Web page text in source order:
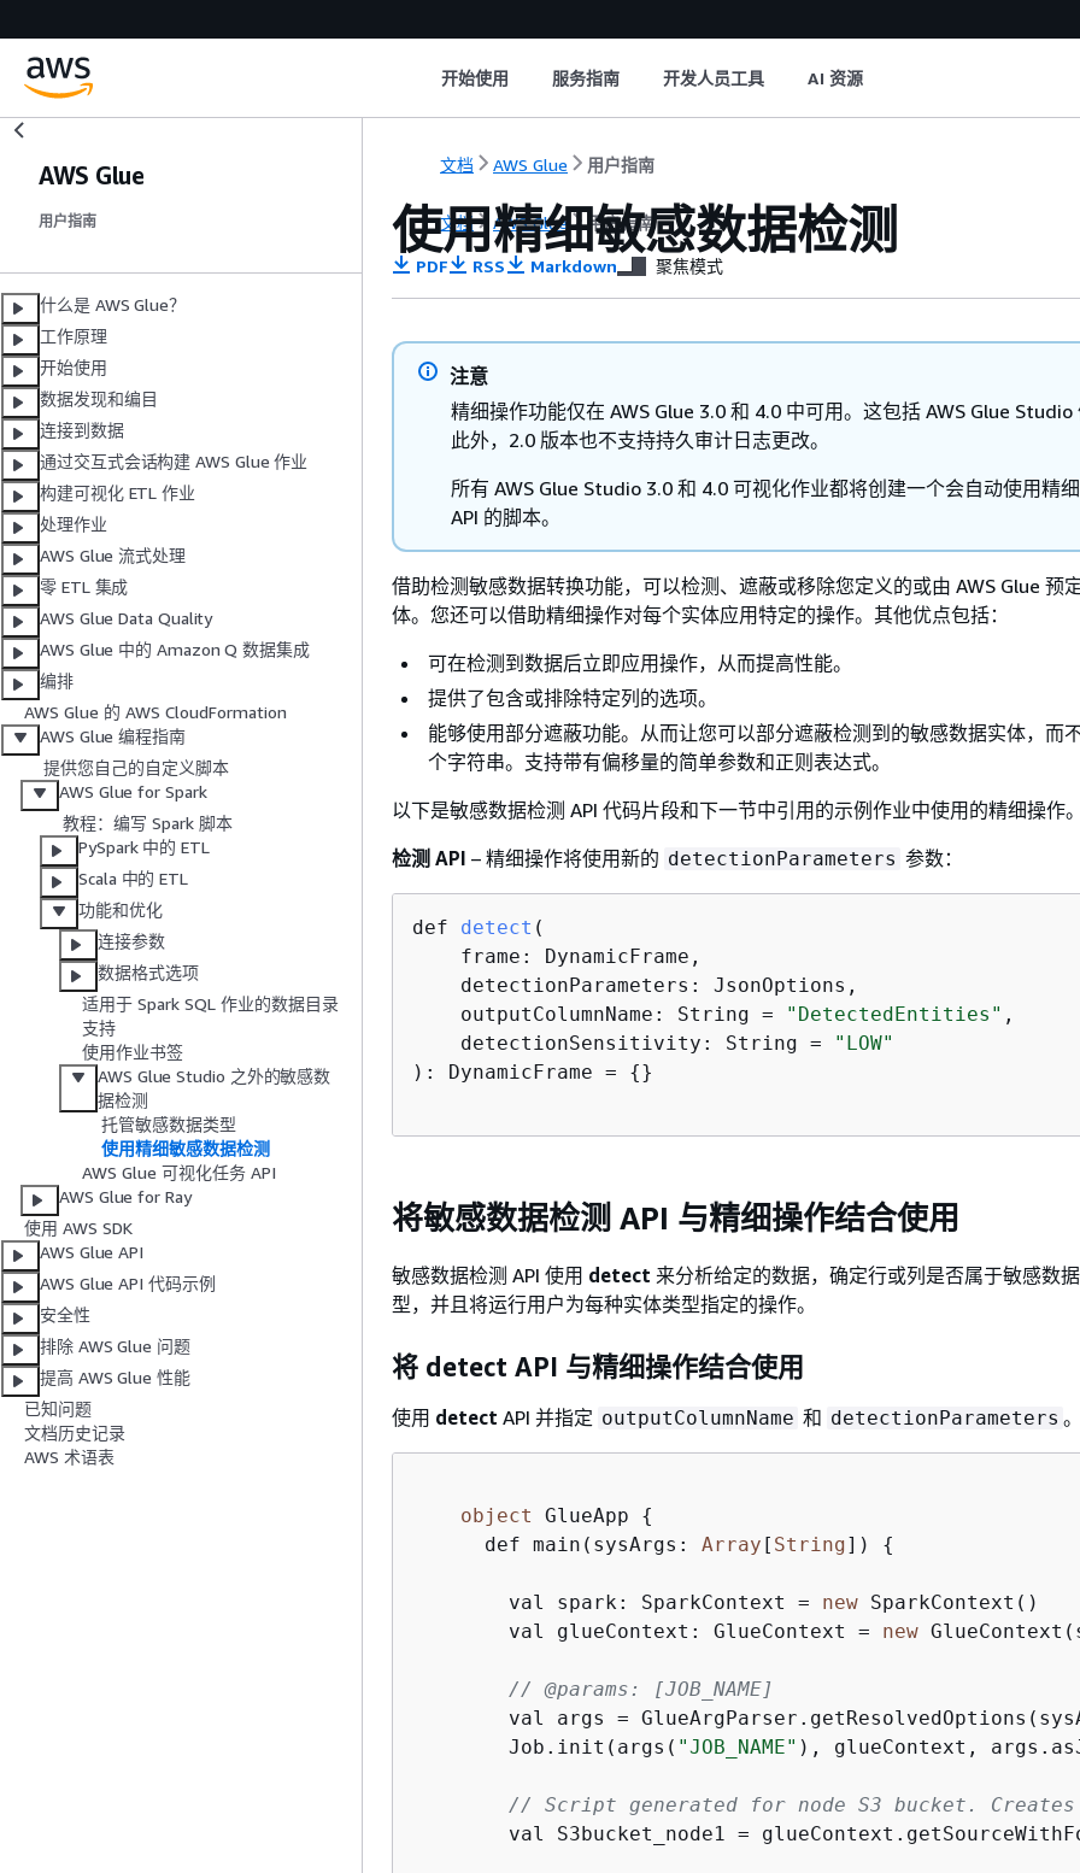
开始使用 服务指南 开发人员工具 AI 资源
AWS Glue
用户指南
什么是 AWS Glue？
工作原理
开始使用
数据发现和编目
连接到数据
通过交互式会话构建 AWS Glue 作业
构建可视化 ETL 作业
处理作业
AWS Glue 流式处理
零 ETL 集成
AWS Glue Data Quality
AWS Glue 中的 Amazon Q 数据集成
编排
AWS Glue 的 AWS CloudFormation
AWS Glue 编程指南
提供您自己的自定义脚本
AWS Glue for Spark
教程：编写 Spark 脚本
PySpark 中的 ETL
Scala 中的 ETL
功能和优化
连接参数
数据格式选项
适用于 Spark SQL 作业的数据目录
支持
使用作业书签
AWS Glue Studio 之外的敏感数
据检测
托管敏感数据类型
使用精细敏感数据检测
AWS Glue 可视化任务 API
AWS Glue for Ray
使用 AWS SDK
AWS Glue API
AWS Glue API 代码示例
安全性
排除 AWS Glue 问题
提高 AWS Glue 性能
已知问题
文档历史记录
AWS 术语表
文档 AWS Glue 用户指南
文档 AWS Glue 用户指南
使用精细敏感数据检测
PDF RSS Markdown 聚焦模式
注意
精细操作功能仅在 AWS Glue 3.0 和 4.0 中可用。这包括 AWS Glue Studio
此外，2.0 版本也不支持持久审计日志更改。
所有 AWS Glue Studio 3.0 和 4.0 可视化作业都将创建一个会自动使用精
API 的脚本。
借助检测敏感数据转换功能，可以检测、遮蔽或移除您定义的或由 AWS Glue 预
体。您还可以借助精细操作对每个实体应用特定的操作。其他优点包括：
可在检测到数据后立即应用操作，从而提高性能。
提供了包含或排除特定列的选项。
能够使用部分遮蔽功能。从而让您可以部分遮蔽检测到的敏感数据实体，而
个字符串。支持带有偏移量的简单参数和正则表达式。
以下是敏感数据检测 API 代码片段和下一节中引用的示例作业中使用的精细操作。
检测 API – 精细操作将使用新的 detectionParameters 参数：
def detect (
    frame: DynamicFrame,
    detectionParameters: JsonOptions,
    outputColumnName: String =
"DetectedEntities" ,
    detectionSensitivity: String =
"LOW"
) : DynamicFrame = {}
将敏感数据检测 API 与精细操作结合使用
敏感数据检测 API 使用 detect 来分析给定的数据，确定行或列是否属于敏感数
型，并且将运行用户为每种实体类型指定的操作。
将 detect API 与精细操作结合使用
使用 detect API 并指定 outputColumnName 和 detectionParameters 。
object GlueApp {
      def main(sysArgs:
Array [ String]) {
        val spark: SparkContext =
new SparkContext()
        val glueContext: GlueContext =
new
// @params: [JOB_NAME]
val args =
        Job.init(args(
"JOB_NAME" ), glueContext,
// Script generated for node S3 bucket. Creates
val S3bucket_node1 =